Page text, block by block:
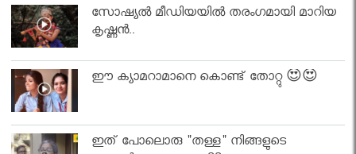
സോഷ്യൽ മീഡിയയിൽ തരംഗമായി മാറിയ
കൃഷ്ണൻ..
ഈ ക്യാമറാമാനെ കൊണ്ട് തോറ്റു 😍😍
ഇത് പോലൊരു "തള്ള" നിങ്ങളുടെ